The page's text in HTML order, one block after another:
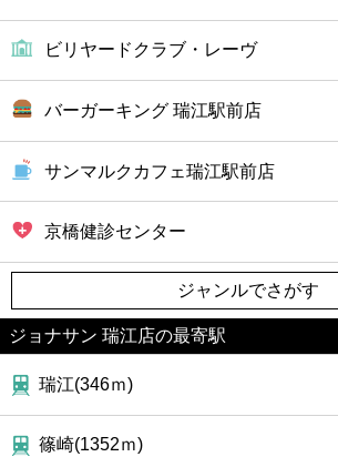
ビリヤードクラブ・レーヴ
バーガーキング 瑞江駅前店
サンマルクカフェ瑞江駅前店
京橋健診センター
ジャンルでさがす
ジョナサン 瑞江店の最寄駅
瑞江(346ｍ)
篠崎(1352ｍ)